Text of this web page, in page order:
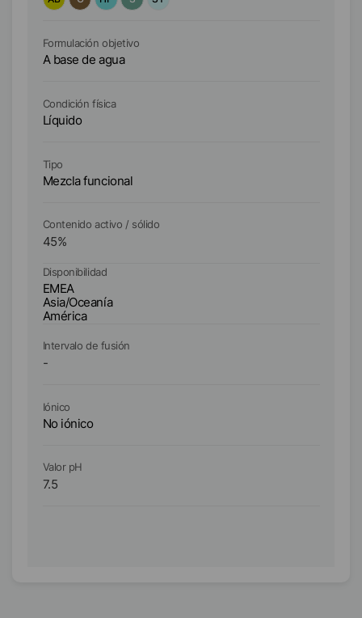
Formulación objetivo
A base de agua
Condición física
Líquido
Tipo
Mezcla funcional
Contenido activo / sólido
45%
Disponibilidad
EMEA
Asia/Oceanía
América
Intervalo de fusión
-
Iónico
No iónico
Valor pH
7.5